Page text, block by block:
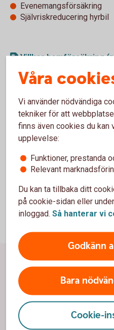
Evenemangsförsäkring
Självriskreducering hyrbil
Villkor hemförsäkring
Se pris för
Våra
Vi använder nödvändiga
tekniker för att
finns även cookies du kan
upplevelse:
Funktioner, prestanda
Relevant
Du kan ta tillbaka ditt
på cookie-sidan eller
inloggad. Så hanterar vi
Godkänn
Bara
Cookie-
Sidfot
Hitta snabbt
Kontakta oss
Kontor och öppettider